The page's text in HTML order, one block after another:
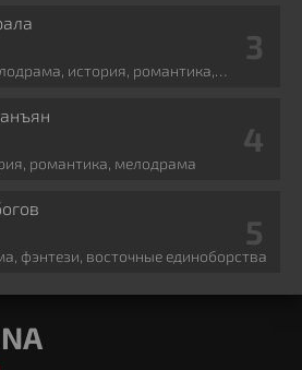
история, романтика,
романтика, мелодрама
фэнтези, восточные единоборства